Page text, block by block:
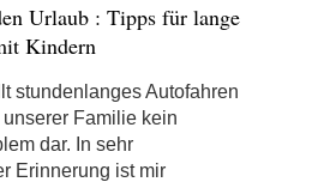
Urlaub : Tipps für lange
Kindern
stundenlanges Autofahren
Familie kein
dar. In sehr
Erinnerung ist mir